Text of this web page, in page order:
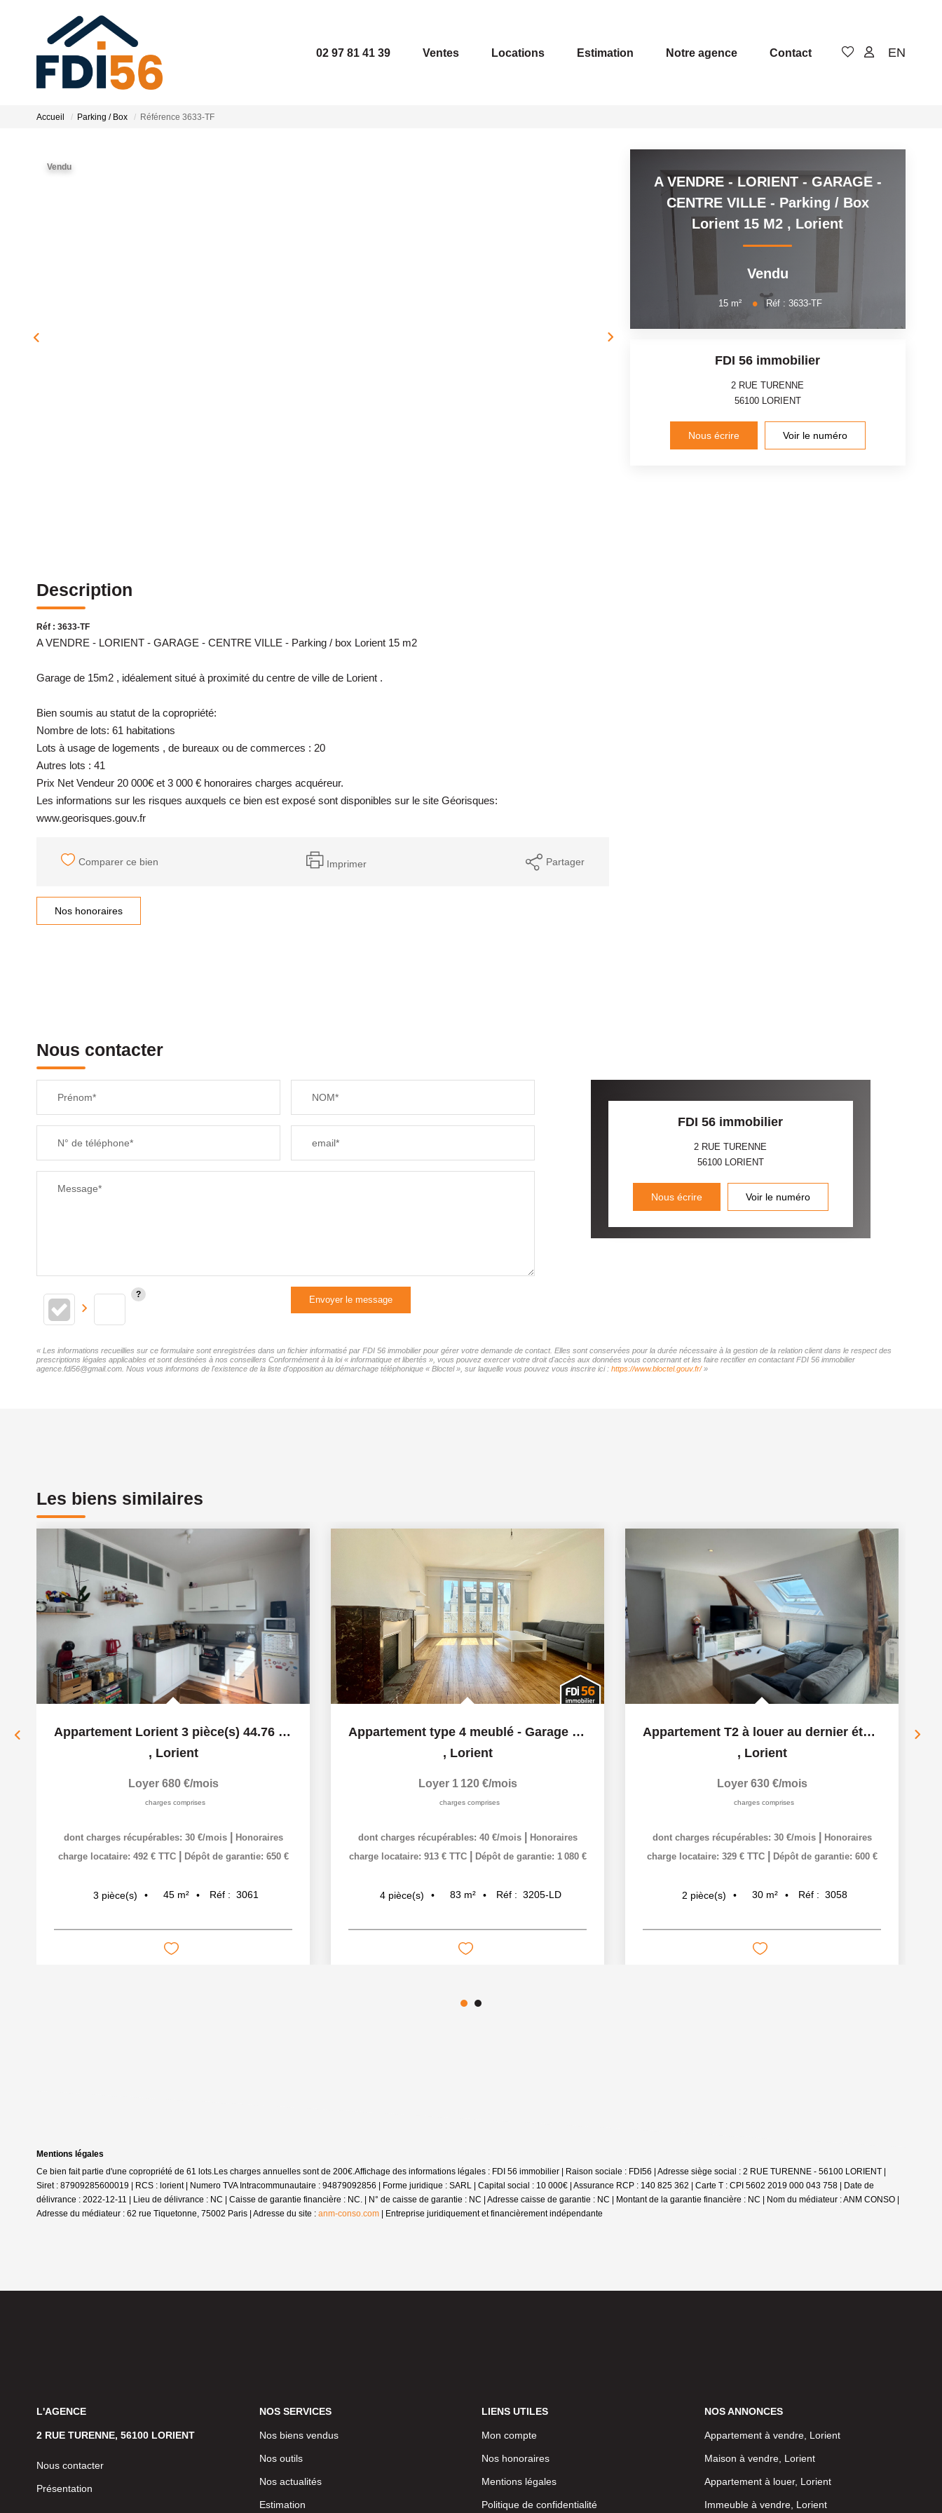
02 97 81 41 39 Ventes Locations Estimation Notre agence Contact EN
Accueil Parking / Box Référence 3633-TF
Vendu
Description
Réf : 3633-TF
A VENDRE - LORIENT - GARAGE - CENTRE VILLE - Parking / box Lorient 15 m2
Garage de 15m2 , idéalement situé à proximité du centre de ville de Lorient .
Bien soumis au statut de la copropriété:
Nombre de lots: 61 habitations
Lots à usage de logements , de bureaux ou de commerces : 20
Autres lots : 41
Prix Net Vendeur 20 000€ et 3 000 € honoraires charges acquéreur.
Les informations sur les risques auxquels ce bien est exposé sont disponibles sur le site Géorisques:
www.georisques.gouv.fr
Comparer ce bien Imprimer Partager
Nos honoraires
A VENDRE - LORIENT - GARAGE -
CENTRE VILLE - Parking / Box
Lorient 15 M2 , Lorient
Vendu
15 m² Réf :3633-TF
FDI 56 immobilier
2 RUE TURENNE
56100 LORIENT
Nous écrire Voir le numéro
Nous contacter
Prénom* NOM*
N° de téléphone* email*
Message*
Envoyer le message
FDI 56 immobilier
2 RUE TURENNE
56100 LORIENT
Nous écrire Voir le numéro
« Les informations recueillies sur ce formulaire sont enregistrées dans un fichier informatisé par FDI 56 immobilier pour gérer votre demande de contact. Elles sont conservées pour la durée nécessaire à la gestion de la relation client dans le respect des
prescriptions légales applicables et sont destinées à nos conseillers Conformément à la loi « informatique et libertés », vous pouvez exercer votre droit d'accès aux données vous concernant et les faire rectifier en contactant FDI 56 immobilier
agence.fdi56@gmail.com. Nous vous informons de l'existence de la liste d'opposition au démarchage téléphonique « Bloctel », sur laquelle vous pouvez vous inscrire ici : https://www.bloctel.gouv.fr/»
Les biens similaires
Appartement Lorient 3 pièce(s) 44.76 m2 avec Terrasse - rue...
, Lorient
Loyer 680 €/mois
charges comprises
dont charges récupérables: 30 €/mois
Honoraires
charge locataire: 492 € TTC
Dépôt de garantie: 650 €
3 pièce(s) 45 m² Réf : 3061
Appartement type 4 meublé - Garage - Jardin privée- rue de...
, Lorient
Loyer 1 120 €/mois
charges comprises
dont charges récupérables: 40 €/mois
Honoraires
charge locataire: 913 € TTC
Dépôt de garantie: 1 080 €
4 pièce(s) 83 m² Réf : 3205-LD
Appartement T2 à louer au dernier étage à Lorient - Réf 3058
, Lorient
Loyer 630 €/mois
charges comprises
dont charges récupérables: 30 €/mois
Honoraires
charge locataire: 329 € TTC
Dépôt de garantie: 600 €
2 pièce(s) 30 m² Réf : 3058
Mentions légales
Ce bien fait partie d'une copropriété de 61 lots.Les charges annuelles sont de 200€.Affichage des informations légales : FDI 56 immobilier | Raison sociale : FDI56 | Adresse siège social : 2 RUE TURENNE - 56100 LORIENT |
Siret : 87909285600019 | RCS : lorient | Numero TVA Intracommunautaire : 94879092856 | Forme juridique : SARL | Capital social : 10 000€ | Assurance RCP : 140 825 362 | Carte T : CPI 5602 2019 000 043 758 | Date de
délivrance : 2022-12-11 | Lieu de délivrance : NC | Caisse de garantie financière : NC. | N° de caisse de garantie : NC | Adresse caisse de garantie : NC | Montant de la garantie financière : NC | Nom du médiateur : ANM CONSO |
Adresse du médiateur : 62 rue Tiquetonne, 75002 Paris | Adresse du site : anm-conso.com Entreprise juridiquement et financièrement indépendante
L'AGENCE
2 RUE TURENNE, 56100 LORIENT
Nous contacter
Présentation
NOS SERVICES
Nos biens vendus
Nos outils
Nos actualités
Estimation
LIENS UTILES
Mon compte
Nos honoraires
Mentions légales
Politique de confidentialité
NOS ANNONCES
Appartement à vendre, Lorient
Maison à vendre, Lorient
Appartement à louer, Lorient
Immeuble à vendre, Lorient